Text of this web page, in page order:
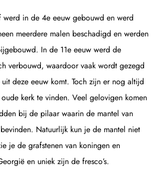
werd in de 4e eeuw gebouwd en werd
meerdere malen beschadigd en werden
In de 11e eeuw werd de
verbouwd, waardoor vaak wordt gezegd
deze eeuw komt. Toch zijn er nog altijd
kerk te vinden. Veel gelovigen komen
bij de pilaar waarin de mantel van
bevinden. Natuurlijk kun je de mantel niet
je de grafstenen van koningen en
en uniek zijn de fresco’s.